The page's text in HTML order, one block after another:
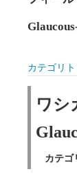
カテゴリ
ワシ
カテゴ